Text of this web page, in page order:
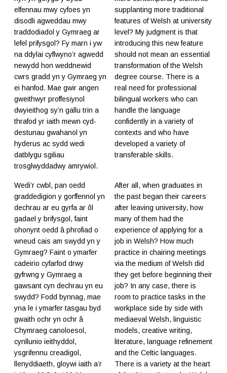
elfennau mwy cyfoes yn
disodli agweddau mwy
traddodiadol y Gymraeg ar
lefel prifysgol? Fy marn i yw
na ddylai cyflwyno’r agwedd
newydd hon weddnewid
cwrs gradd yn y Gymraeg yn
ei hanfod. Mae gwir angen
gweithwyr proffesiynol
dwyieithog sy’n gallu trin a
thrafod yr iaith mewn cyd-
destunau gwahanol yn
hyderus ac sydd wedi
datblygu sgiliau
trosglwyddadwy amrywiol.
supplanting more traditional
features of Welsh at university
level? My judgment is that
introducing this new feature
should not mean an essential
transformation of the Welsh
degree course. There is a
real need for professional
bilingual workers who can
handle the language
confidently in a variety of
contexts and who have
developed a variety of
transferable skills.
Wedi’r cwbl, pan oedd
graddedigion y gorffennol yn
dechrau ar eu gyrfa ar ôl
gadael y brifysgol, faint
ohonynt oedd â phrofiad o
wneud cais am swydd yn y
Gymraeg? Faint o ymarfer
cadeirio cyfarfod drwy
gyfrwng y Gymraeg a
gawsant cyn dechrau yn eu
swydd? Fodd bynnag, mae
yna le i ymarfer tasgau byd
gwaith ochr yn ochr â
Chymraeg canoloesol,
cynllunio ieithyddol,
ysgrifennu creadigol,
llenyddiaeth, gloywi iaith a’r
After all, when graduates in
the past began their careers
after leaving university, how
many of them had the
experience of applying for a
job in Welsh? How much
practice in chairing meetings
via the medium of Welsh did
they get before beginning their
job? In any case, there is
room to practice tasks in the
workplace side by side with
mediaeval Welsh, linguistic
models, creative writing,
literature, language refinement
and the Celtic languages.
There is a variety at the heart